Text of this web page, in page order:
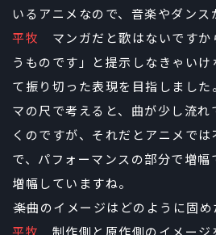
いるアニメなので、音楽やダンス
平牧 マンガだと歌はないですか
うものです」と提示しなきゃい
て振り切った表現を目指しました
マの尺で考えると、曲が少し流れ
くのですが、それだとアニメで
で、パフォーマンスの部分で増幅
増幅していますね。
――楽曲のイメージはどのように固